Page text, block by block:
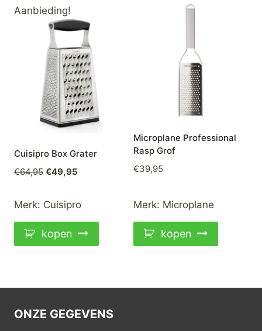
Aanbieding!
Cuisipro Box Grater
€64,95 Oorspronkelijke
was:
€64,95.
€49,95
Merk: Cuisipro
kopen
Microplane Professional
Rasp Grof
€39,95
Merk: Microplane
kopen
ONZE GEGEVENS